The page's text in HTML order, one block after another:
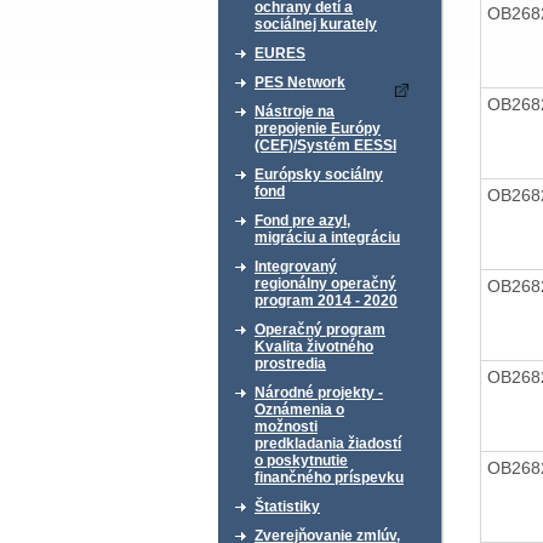
ochrany detí a
sociálnej kurately
EURES
PES Network
Nástroje na
prepojenie Európy
(CEF)/Systém EESSI
Európsky sociálny
fond
Fond pre azyl,
migráciu a integráciu
Integrovaný
regionálny operačný
program 2014 - 2020
Operačný program
Kvalita životného
prostredia
Národné projekty -
Oznámenia o
možnosti
predkladania žiadostí
o poskytnutie
finančného príspevku
Štatistiky
Zverejňovanie zmlúv,